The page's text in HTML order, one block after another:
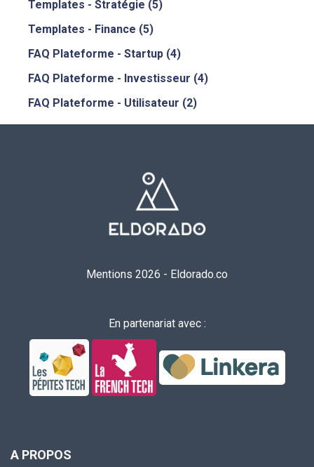
Templates - Stratégie (5)
Templates - Finance (5)
FAQ Plateforme - Startup (4)
FAQ Plateforme - Investisseur (4)
FAQ Plateforme - Utilisateur (2)
Mentions 2026 - Eldorado.co
En partenariat avec :
A PROPOS